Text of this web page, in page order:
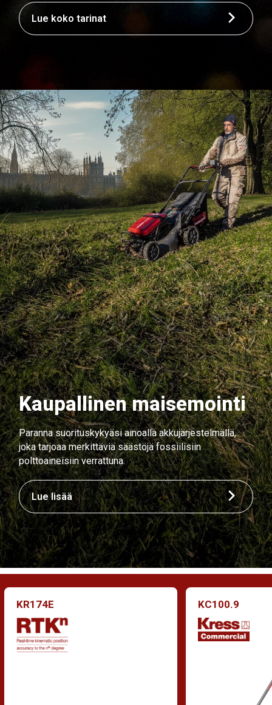
Lue koko tarinat
Kaupallinen maisemointi
Paranna suorituskykyäsi ainoalla akkujärjestelmällä,
joka tarjoaa merkittäviä säästöjä fossiilisiin
polttoaineisiin verrattuna.
Lue lisää
KR174E KC100.9